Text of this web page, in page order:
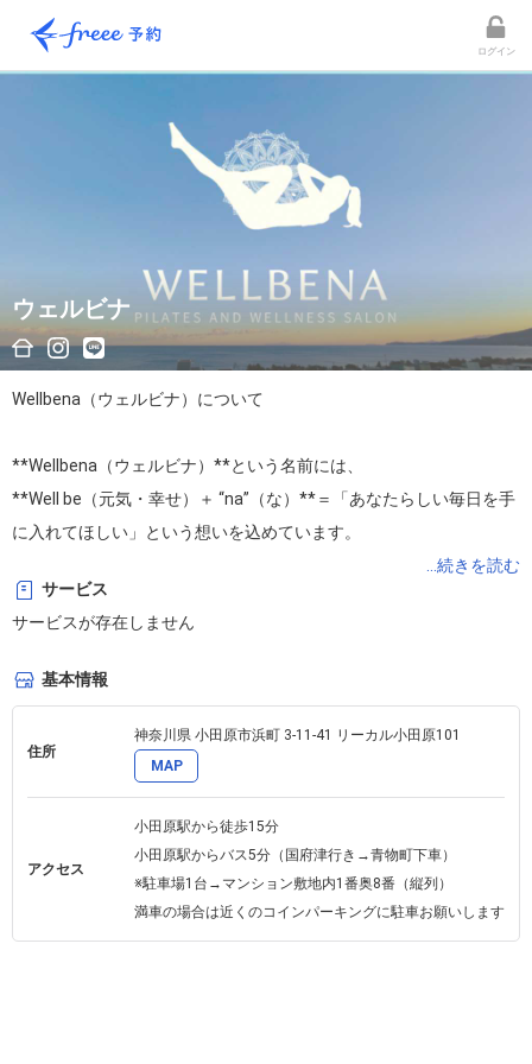
ログイン
ウェルビナ
Wellbena（ウェルビナ）について
**Wellbena（ウェルビナ）**という名前には、
**Well be（元気・幸せ）＋ “na”（な）**＝「あなたらしい毎日を手
に入れてほしい」という想いを込めています。
小田原の女性の皆さまが、美しくしなやかにエイジング世代を過ご
せるように、
また、気軽に集えるコミュニティの場としてもご利用いただき、心
も体も元気で “しあわせsmile” になれるよう取り組んでいます。
...続きを読む
サービス
サービスが存在しません
基本情報
住所
神奈川県 小田原市浜町 3-11-41 リーカル小田原101
MAP
アクセス
小田原駅から徒歩15分
小田原駅からバス5分（国府津行き→青物町下車）
※駐車場1台→マンション敷地内1番奥8番（縦列）
満車の場合は近くのコインパーキングに駐車お願いします